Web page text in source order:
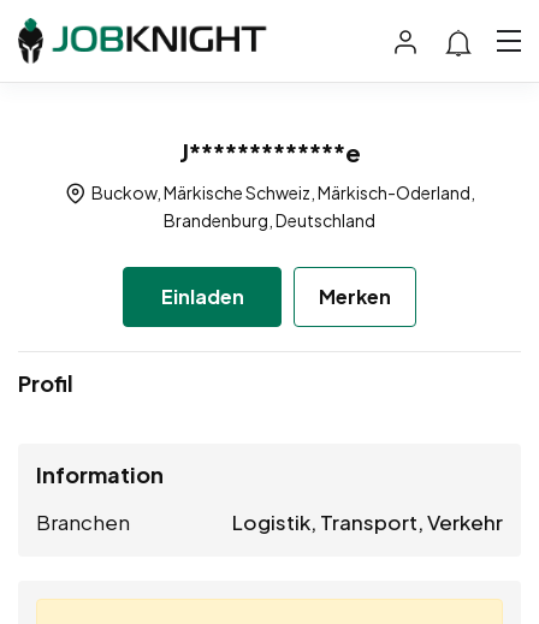
J*************e
Buckow, Märkische Schweiz, Märkisch-Oderland,
Brandenburg, Deutschland
Einladen Merken
Profil
Information
Branchen Logistik, Transport, Verkehr